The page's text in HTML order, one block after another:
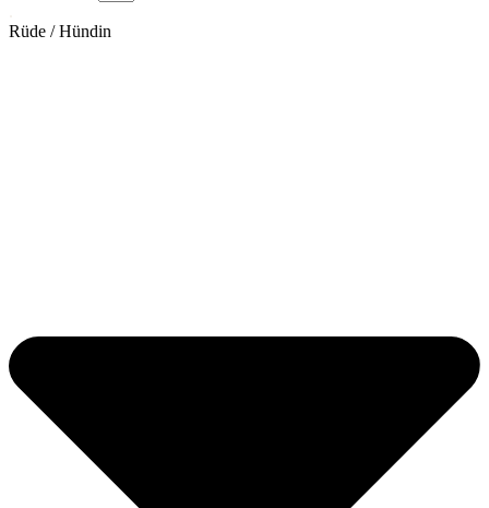
Rüde / Hündin